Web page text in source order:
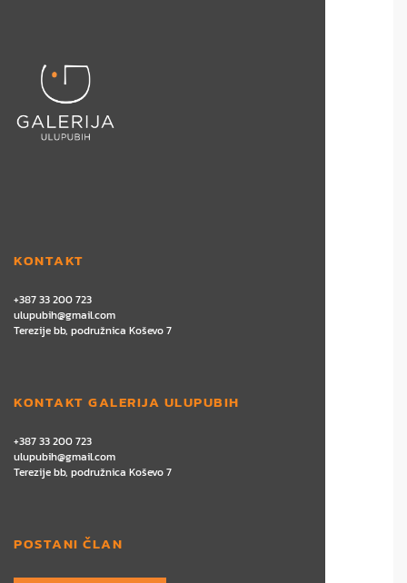
KONTAKT
+387 33 200 723
ulupubih@gmail.com
Terezije bb, podružnica Koševo 7
KONTAKT GALERIJA ULUPUBIH
+387 33 200 723
ulupubih@gmail.com
Terezije bb, podružnica Koševo 7
POSTANI ČLAN